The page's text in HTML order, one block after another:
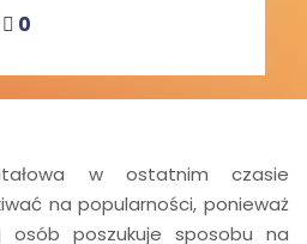
0
w ostatnim czasie
na popularności, ponieważ
osób poszukuje sposobu na